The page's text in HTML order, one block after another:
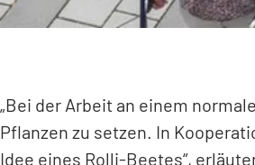
„Bei der Arbeit an einem
Pflanzen zu setzen. In
Idee eines Rolli-Beetes“,